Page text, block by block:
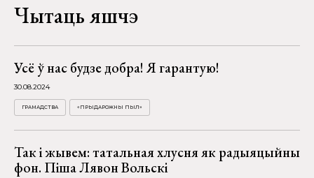
Чытаць яшчэ
Усё ў нас будзе добра! Я гарантую!
30.08.2024
ГРАМАДСТВА «ПРЫДАРОЖНЫ ПЫЛ»
Так і жывем: татальная хлусня як радыяцыйны
фон. Піша Лявон Вольскі